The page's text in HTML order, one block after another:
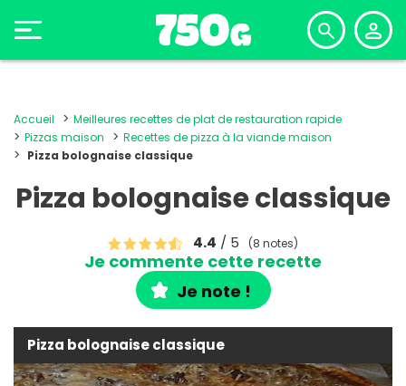
Accueil
Meilleures recettes de plat de restauration rapide
Pizzas maison
Recettes de pizza à la viande maison
Pizza bolognaise classique
Pizza bolognaise classique
4.4 / 5 (8 notes)
Je commente cette recette
Je note !
Pizza bolognaise classique